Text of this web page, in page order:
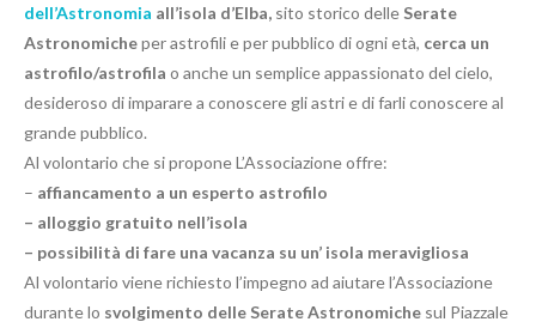
dell’Astronomia all’isola d’Elba, sito storico delle Serate
Astronomicheper astrofili e per pubblico di ogni età, cerca un
astrofilo/astrofila o anche un semplice appassionato del cielo,
desideroso di imparare a conoscere gli astri e di farli conoscere al
grande pubblico.
Al volontario che si propone L’Associazione offre:
– affiancamento a un esperto astrofilo
– alloggio gratuito nell’isola
– possibilità di fare una vacanza su un’ isola meravigliosa
Al volontario viene richiesto l’impegno ad aiutare l’Associazione
durante lo svolgimento delle Serate Astronomiche sul Piazzale